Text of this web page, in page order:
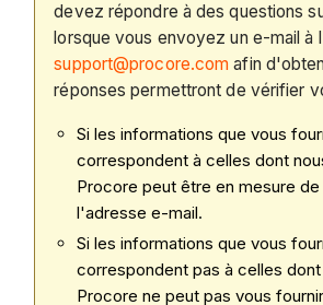
devez répondre à des questions
lorsque vous envoyez un e-mail à
support@procore.com afin
réponses permettront de vérifier
Si les informations que vous
correspondent à celles dont
Procore peut être en mesure
l'adresse e-mail.
Si les informations que vous
correspondent pas à celles dont
Procore ne peut pas vous